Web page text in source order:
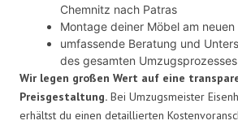
Chemnitz nach Patras
Montage deiner Möbel am neuen
umfassende Beratung und
des gesamten Umzugsprozesses
Wir legen großen Wert auf eine
Preisgestaltung. Bei Umzugsmeister
erhältst du einen detaillierten